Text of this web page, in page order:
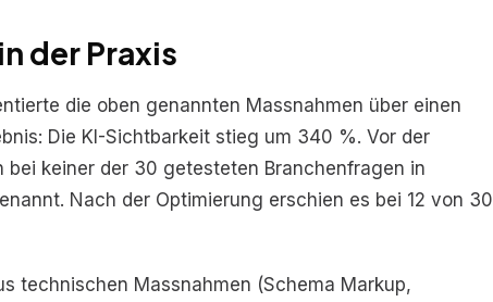
der Praxis
die oben genannten Massnahmen über einen
Die KI-Sichtbarkeit stieg um 340 %. Vor der
bei keiner der 30 getesteten Branchenfragen in
Nach der Optimierung erschien es bei 12 von 30
technischen Massnahmen (Schema Markup,